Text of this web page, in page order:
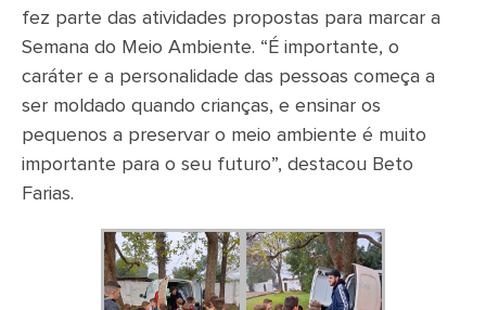
fez parte das atividades propostas para marcar a
Semana do Meio Ambiente. “É importante, o
caráter e a personalidade das pessoas começa a
ser moldado quando crianças, e ensinar os
pequenos a preservar o meio ambiente é muito
importante para o seu futuro”, destacou Beto
Farias.